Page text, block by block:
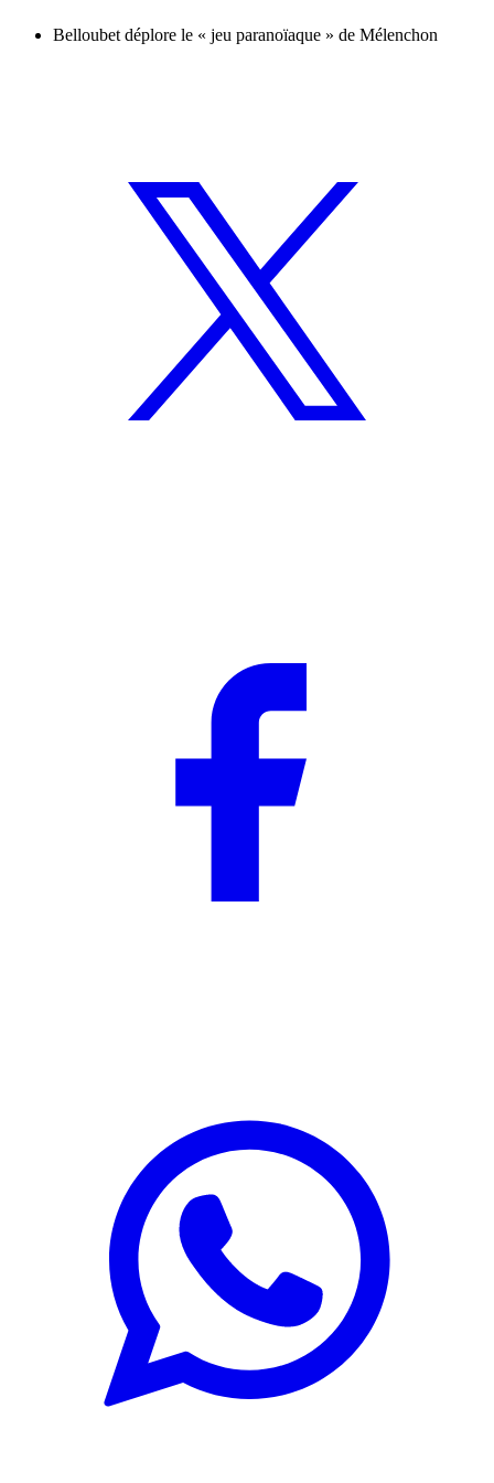
Belloubet déplore le « jeu paranoïaque » de Mélenchon